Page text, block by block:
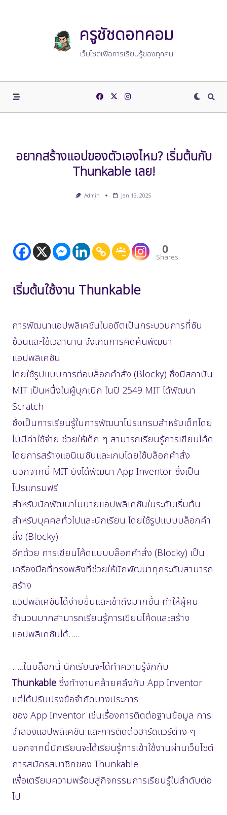
ครูชัชดอทคอม
เว็บไซต์เพื่อการเรียนรู้ของทุกคน
อยากสร้างแอปของตัวเองไหม? เริ่มต้นกับ
Thunkable เลย!
Admin Jan 13, 2025
0
Shares
เริ่มต้นใช้งาน Thunkable
การพัฒนาแอปพลิเคชันในอดีตเป็นกระบวนการที่ซับ
ซ้อนและใช้เวลานาน จึงเกิดการคิดค้นพัฒนา
แอปพลิเคชัน
โดยใช้รูปแบบการต่อบล็อกคำสั่ง (Blocky) ซึ่งมีสถาบัน
MIT เป็นหนึ่งในผู้บุกเบิก ในปี 2549 MIT ได้พัฒนา
Scratch
ซึ่งเป็นการเรียนรู้ในการพัฒนาโปรแกรมสำหรับเด็กโดย
ไม่มีค่าใช้จ่าย ช่วยให้เด็ก ๆ สามารถเรียนรู้การเขียนโค้ด
โดยการสร้างแอนิเมชันและเกมโดยใช้บล็อกคำสั่ง
นอกจากนี้ MIT ยังได้พัฒนา App Inventor ซึ่งเป็น
โปรแกรมฟรี
สำหรับนักพัฒนาโมบายแอปพลิเคชันในระดับเริ่มต้น
สำหรับบุคคลทั่วไปและนักเรียน โดยใช้รูปแบบบล็อกคำ
สั่ง (Blocky)
อีกด้วย การเขียนโค้ดแบบบล็อกคำสั่ง (Blocky) เป็น
เครื่องมือที่ทรงพลังที่ช่วยให้นักพัฒนาทุกระดับสามารถ
สร้าง
แอปพลิเคชันได้ง่ายขึ้นและเข้าถึงมากขึ้น ทำให้ผู้คน
จำนวนมากสามารถเรียนรู้การเขียนโค้ดและสร้าง
แอปพลิเคชันได้…..
…..ในบล็อกนี้ นักเรียนจะได้ทำความรู้จักกับ
Thunkable ซึ่งทำงานคล้ายคลึงกับ App Inventor
แต่ได้ปรับปรุงข้อจำกัดบางประการ
ของ App Inventor เช่นเรื่องการติดต่อฐานข้อมูล การ
จำลองแอปพลิเคชัน และการติดต่อฮาร์ดแวร์ต่าง ๆ
นอกจากนี้นักเรียนจะได้เรียนรู้การเข้าใช้งานผ่านเว็บไซต์
การสมัครสมาชิกของ Thunkable
เพื่อเตรียมความพร้อมสู่กิจกรรมการเรียนรู้ในลำดับต่อ
ไป